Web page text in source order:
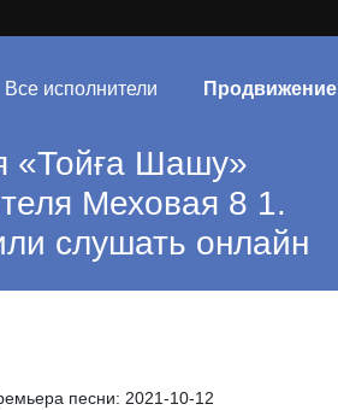
Все исполнители Продвижение
«Тойға Шашу»
Меховая 8 1.
слушать онлайн
песни: 2021-10-12